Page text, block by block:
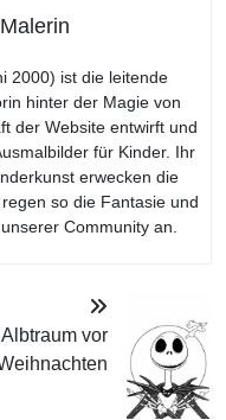
2000) ist die leitende
hinter der Magie von
der Website entwirft und
für Kinder. Ihr
erwecken die
so die Fantasie und
Community an.
Albtraum vor